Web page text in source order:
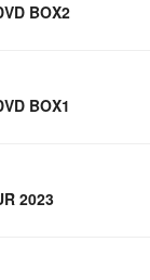
BOX2
BOX1
2023